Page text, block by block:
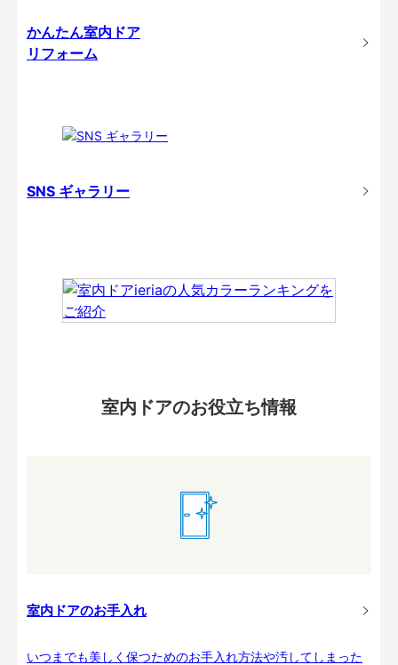
かんたん室内ドア
リフォーム
SNS ギャラリー
室内ドアのお役立ち情報
室内ドアのお手入れ
いつまでも美しく保つためのお手入れ方法や汚してしまった